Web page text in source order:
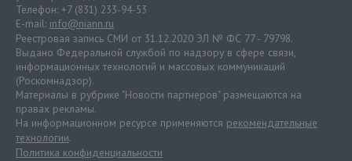
Телефон: +7 (831) 233-94-53
E-mail: info@niann.ru
Реестровая запись СМИ от 31.12.2020 ЭЛ № ФС 77 - 79798.
Выдано Федеральной службой по надзору в сфере связи,
информационных технологий и массовых коммуникаций
(Роскомнадзор).
Материалы в рубрике "Новости партнеров" размещаются на
правах рекламы.
На информационном ресурсе применяются рекомендательные
технологии.
Политика конфиденциальности